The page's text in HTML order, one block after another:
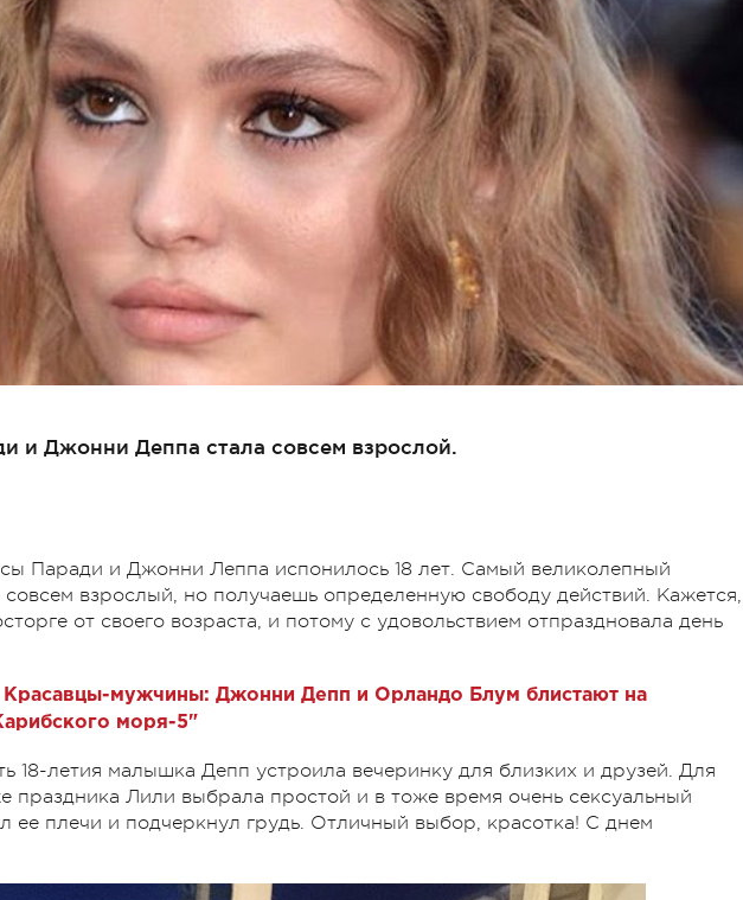
и Джонни Деппа стала совсем взрослой.
Паради и Джонни Леппа испонилось 18 лет. Самый великолепный
совсем взрослый, но получаешь определенную свободу действий. Кажется,
от своего возраста, и потому с удовольствием отпраздновала день
Красавцы-мужчины: Джонни Депп и Орландо Блум блистают на
моря-5"
18-летия малышка Депп устроила вечеринку для близких и друзей. Для
праздника Лили выбрала простой и в тоже время очень сексуальный
ее плечи и подчеркнул грудь. Отличный выбор, красотка! С днем